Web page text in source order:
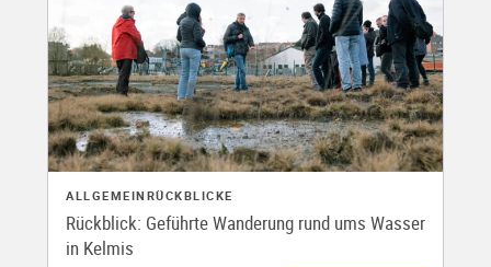
ALLGEMEIN RÜCKBLICKE
Rückblick: Geführte Wanderung rund ums Wasser
in Kelmis